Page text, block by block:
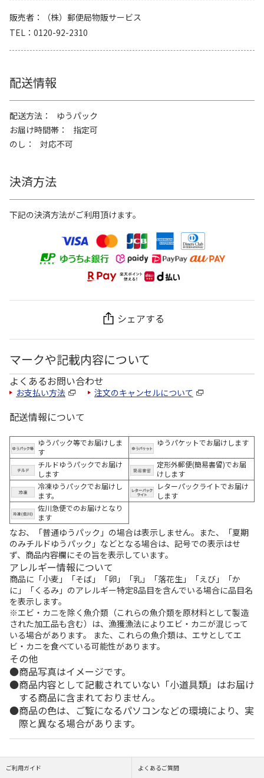
販売者
（株）郵便局物販サービス
TEL
0120-92-2310
配送情報
配送方法
ゆうパック
お届け時間帯
指定可
のし
対応不可
決済方法
下記の決済方法がご利用頂けます。
シェアする
マークや記載内容について
よくあるお問い合わせ
お支払い方法 注文のキャンセルについて
配送情報について
ゆうパック等でお届けしま
す
ゆうパケットでお届けします
チルドゆうパックでお届け
します
定形外郵便(簡易書留)でお届
けします
冷凍ゆうパックでお届けし
ます。
レターパックライトでお届け
します
佐川急便でのお届けとなり
ます
なお、「普通ゆうパック」の場合は表示しません。また、「夏期
のみチルドゆうパック」などとなる場合は、記号での表示はせ
ず、商品内容欄にその旨を表示しています。
アレルギー情報について
商品に「小麦」「そば」「卵」「乳」「落花生」「えび」「か
に」「くるみ」のアレルギー特定8品目を含んでいる場合に品目名
を表示します。
※エビ・カニを除く魚介類（これらの魚介類を原材料として製造
された加工品も含む）は、漁獲漁法によりエビ・カニが混じって
いる場合があります。 また、これらの魚介類は、エサとしてエ
ビ・カニを食べている可能性があります。
その他
商品写真はイメージです。
商品内容として記載されていない「小道具類」はお届け
する商品に含まれておりません。
商品の色は、ご覧になるパソコンなどの環境により、実
際と異なる場合があります。
ご利用ガイド よくあるご質問